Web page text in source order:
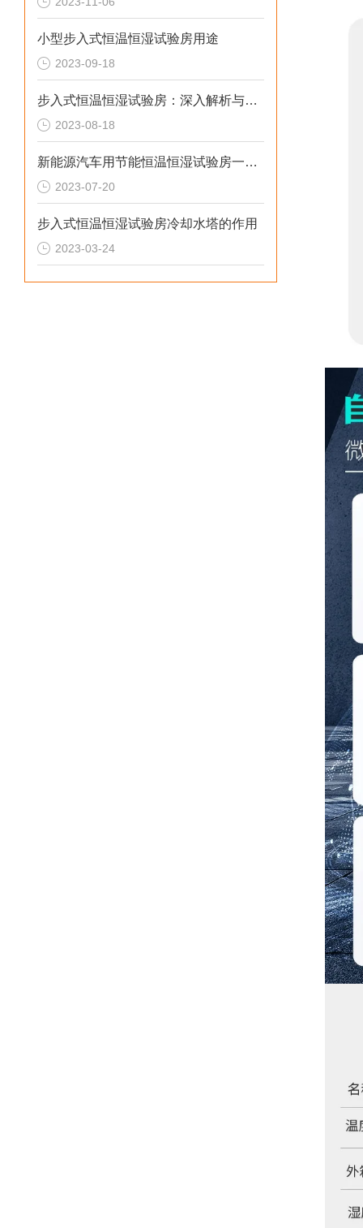
小型步入式恒温恒湿试验房用途
2023-09-18
步入式恒温恒湿试验房：深入解析与选购指南
2023-08-18
新能源汽车用节能恒温恒湿试验房一般选用多大比较合理？
2023-07-20
步入式恒温恒湿试验房冷却水塔的作用
2023-03-24